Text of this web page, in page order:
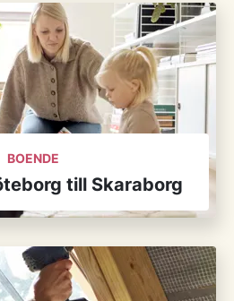
BOENDE
till Skaraborg